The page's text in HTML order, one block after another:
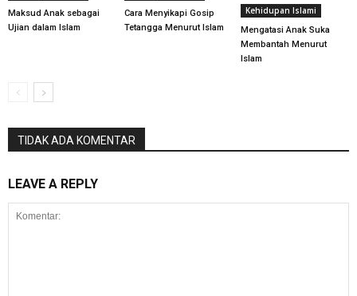
Maksud Anak sebagai
Ujian dalam Islam
Cara Menyikapi Gosip
Tetangga Menurut Islam
Kehidupan Islami
Mengatasi Anak Suka
Membantah Menurut
Islam
TIDAK ADA KOMENTAR
LEAVE A REPLY